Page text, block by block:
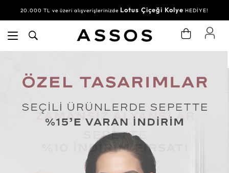
20.000 TL ve üzeri alışverişlerinizde Lotus Çiçeği Kolye HEDİYE!